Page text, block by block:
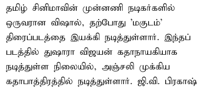
தமிழ் சினிமாவின் முன்னணி நடிகர்களில்
ஒருவரான விஷால், தற்போது 'மகுடம்'
திரைப்படத்தை இயக்கி நடித்துள்ளார். இந்தப்
படத்தில் துஷாரா விஜயன் கதாநாயகியாக
நடித்துள்ள நிலையில், அஞ்சலி முக்கிய
கதாபாத்திரத்தில் நடித்துள்ளார். ஜி.வி. பிரகாஷ்